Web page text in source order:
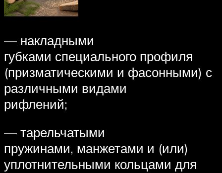
— накладными
губками специального профиля
(призматическими и фасонными) с
различными видами
рифлений;
— тарельчатыми
пружинами, манжетами и (или)
уплотнительными кольцами для